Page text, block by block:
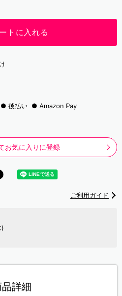
トに入れる
後払い Amazon Pay
お気に入りに登録
ご利用ガイド
)
詳細